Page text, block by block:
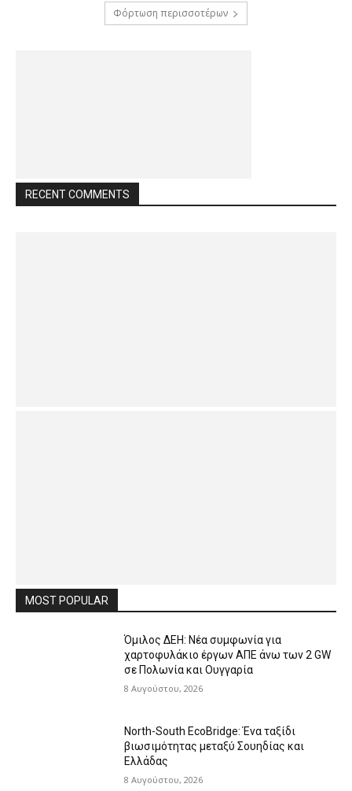
Φόρτωση περισσοτέρων
RECENT COMMENTS
MOST POPULAR
Όμιλος ΔΕΗ: Νέα συμφωνία για
χαρτοφυλάκιο έργων ΑΠΕ άνω των 2 GW
σε Πολωνία και Ουγγαρία
8 Αυγούστου, 2026
North-South EcoBridge: Ένα ταξίδι
βιωσιμότητας μεταξύ Σουηδίας και
Ελλάδας
8 Αυγούστου, 2026